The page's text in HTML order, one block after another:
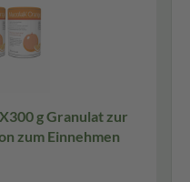
g Granulat zur
zum Einnehmen